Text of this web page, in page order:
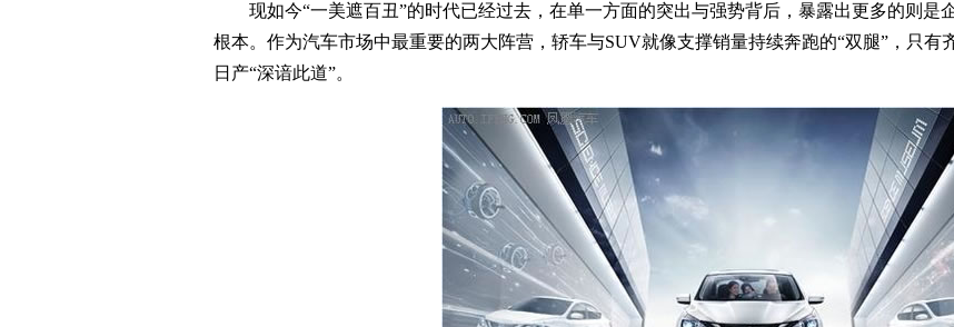
现如今“一美遮百丑”的时代已经过去，在单一方面的突出与强势背后，暴露出更多的则是
根本。作为汽车市场中最重要的两大阵营，轿车与SUV就像支撑销量持续奔跑的“双腿”，只有
日产“深谙此道”。